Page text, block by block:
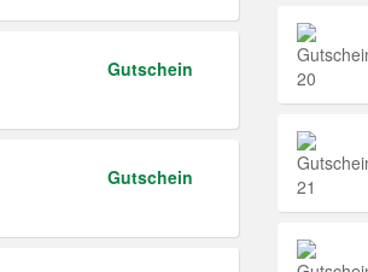
Gutschein
Gutschein